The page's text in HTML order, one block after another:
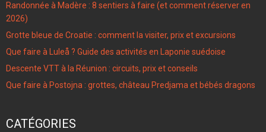
Randonnée à Madère : 8 sentiers à faire (et comment réserver en
2026)
Grotte bleue de Croatie : comment la visiter, prix et excursions
Que faire à Luleå ? Guide des activités en Laponie suédoise
Descente VTT à la Réunion : circuits, prix et conseils
Que faire à Postojna : grottes, château Predjama et bébés dragons
CATÉGORIES